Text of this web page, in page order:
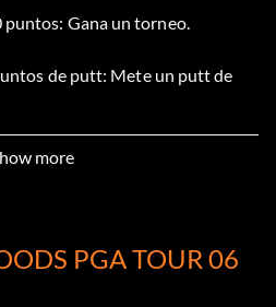
Gana un torneo.
de putt: Mete un putt de
una ronda por debajo de
more
PGA TOUR 06